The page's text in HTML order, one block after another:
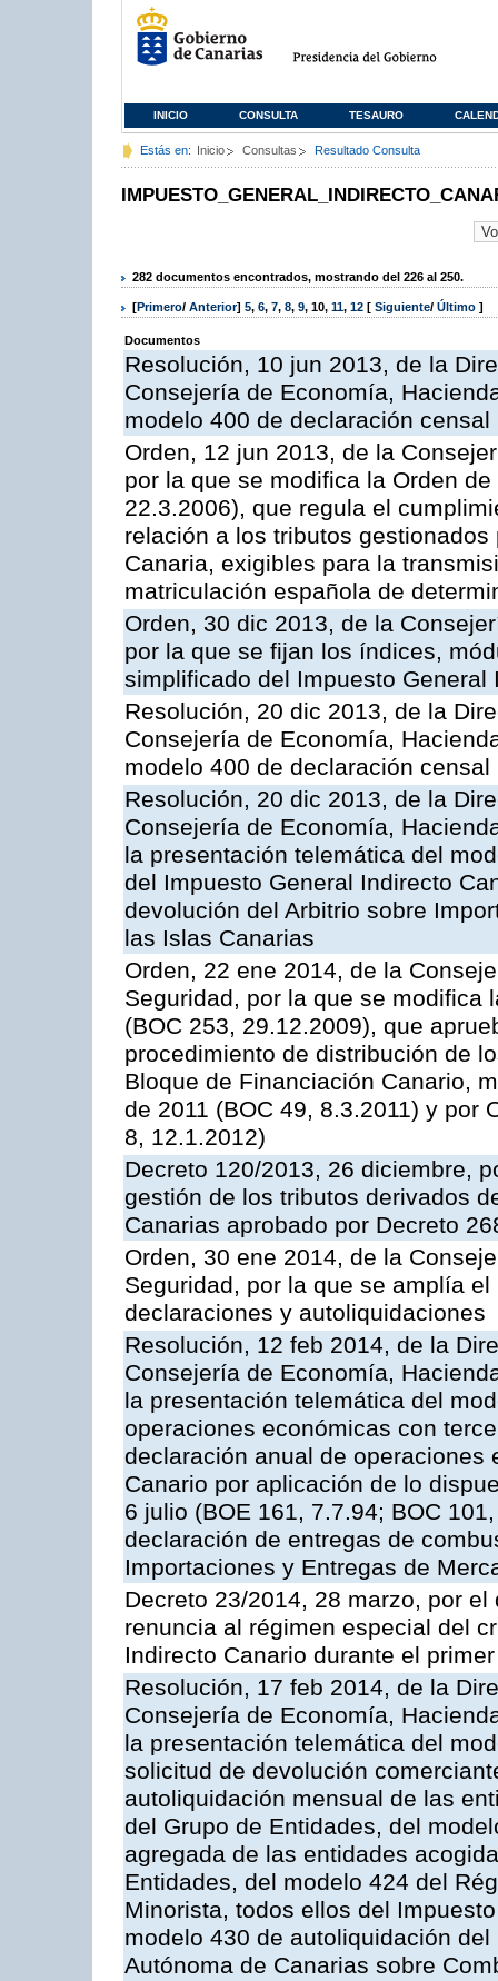
INICIO CONSULTA TESAURO
Estás en: Inicio Consultas Resultado Consulta
282 documentos encontrados, mostrando del 226 al 250.
[Primero/ Anterior] 5, 6, 7, 8, 9, 10, 11, 12 [ Siguiente/ Último ]
Documentos
Resolución, 10 jun 2013, de la
Consejería de Economía,
modelo 400 de declaración censal
Orden, 12 jun 2013, de la
por la que se modifica la Orden
22.3.2006), que regula el
relación a los tributos
Canaria, exigibles para la
matriculación española de
Orden, 30 dic 2013, de la
por la que se fijan los índices,
simplificado del Impuesto
Resolución, 20 dic 2013, de la
Consejería de Economía,
modelo 400 de declaración censal
Resolución, 20 dic 2013, de la
Consejería de Economía,
la presentación telemática del
del Impuesto General Indirecto
devolución del Arbitrio sobre
las Islas Canarias
Orden, 22 ene 2014, de la
Seguridad, por la que se modifica
(BOC 253, 29.12.2009), que
procedimiento de distribución de
Bloque de Financiación Canario,
de 2011 (BOC 49, 8.3.2011) y por
8, 12.1.2012)
Decreto 120/2013, 26 diciembre,
gestión de los tributos derivados
Canarias aprobado por Decreto
Orden, 30 ene 2014, de la
Seguridad, por la que se amplía
declaraciones y autoliquidaciones
Resolución, 12 feb 2014, de la
Consejería de Economía,
la presentación telemática del
operaciones económicas con
declaración anual de operaciones
Canario por aplicación de lo
6 julio (BOE 161, 7.7.94; BOC
declaración de entregas de
Importaciones y Entregas de
Decreto 23/2014, 28 marzo, por
renuncia al régimen especial del
Indirecto Canario durante el
Resolución, 17 feb 2014, de la
Consejería de Economía,
la presentación telemática del
solicitud de devolución
autoliquidación mensual de las
del Grupo de Entidades, del
agregada de las entidades
Entidades, del modelo 424 del
Minorista, todos ellos del
modelo 430 de autoliquidación
Autónoma de Canarias sobre